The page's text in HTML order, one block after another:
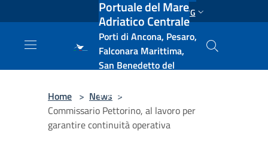
Salta al contenuto principale ENG
Portuale del Mare
Adriatico Centrale
Porti di Ancona, Pesaro,
Falconara Marittima,
San Benedetto del
e Vasto
Home > News >
Commissario Pettorino, al lavoro per
garantire continuità operativa